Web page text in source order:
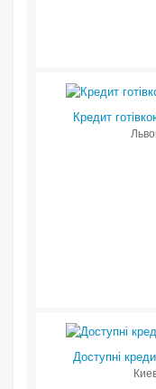
Кредит
Доступні